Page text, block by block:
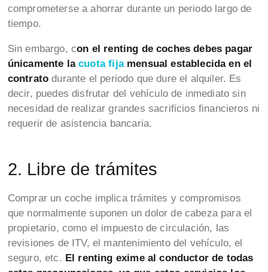
comprometerse a ahorrar durante un periodo largo de
tiempo.
Sin embargo, con el renting de coches debes pagar
únicamente lacuota fijamensual establecida en el
contrato durante el periodo que dure el alquiler. Es
decir, puedes disfrutar del vehículo de inmediato sin
necesidad de realizar grandes sacrificios financieros ni
requerir de asistencia bancaria.
2. Libre de trámites
Comprar un coche implica trámites y compromisos
que normalmente suponen un dolor de cabeza para el
propietario, como el impuesto de circulación, las
revisiones de ITV, el mantenimiento del vehículo, el
seguro, etc. El renting exime al conductor de todas